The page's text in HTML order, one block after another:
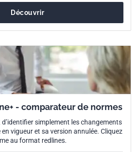
Découvrir
- comparateur de normes
simplement les changements
vigueur et sa version annulée. Cliquez
au format redlines.